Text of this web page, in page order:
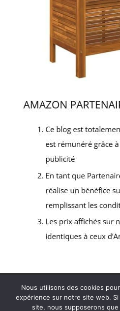
Politique de confidentialité
Contact
Nous utilisons des cookies
expérience sur notre site web.
site, nous supposerons